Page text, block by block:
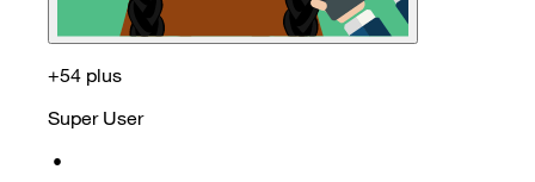
+54 plus
Super User
•